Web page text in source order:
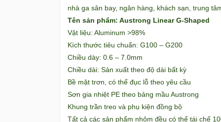
nhà ga sân bay, ngân hàng, khách sạn, trung
Tên sản phẩm: Austrong Linear G-Shaped
Vật liệu: Aluminum >98%
Kích thước tiêu chuẩn: G100 – G200
Chiều dày: 0.6 – 7.0mm
Chiều dài: Sản xuất theo độ dài bất kỳ
Bề mặt trơn, có thể đục lỗ theo yêu cầu
Sơn gia nhiệt PE theo bảng mầu Austrong
Khung trần treo và phụ kiện đồng bộ
Tất cả các sản phẩm nhôm đều có thể tái chế